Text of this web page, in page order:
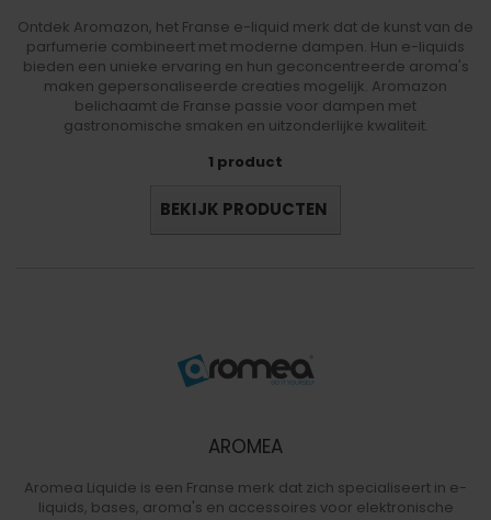
Ontdek Aromazon, het Franse e-liquid merk dat de kunst van de
parfumerie combineert met moderne dampen. Hun e-liquids
bieden een unieke ervaring en hun geconcentreerde aroma's
maken gepersonaliseerde creaties mogelijk. Aromazon
belichaamt de Franse passie voor dampen met
gastronomische smaken en uitzonderlijke kwaliteit.
1 product
BEKIJK PRODUCTEN
AROMEA
Aromea Liquide is een Franse merk dat zich specialiseert in e-
liquids, bases, aroma's en accessoires voor elektronische